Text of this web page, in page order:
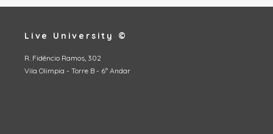
Live University ©
R. Fidêncio Ramos, 302
Vila Olimpia - Torre B - 6º Andar